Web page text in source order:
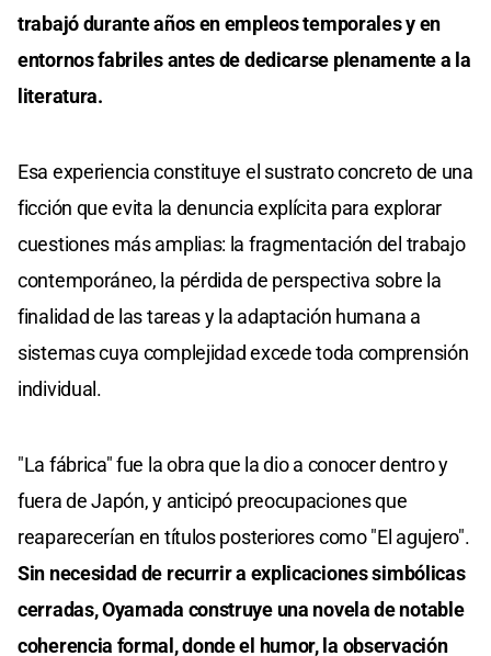
trabajó durante años en empleos temporales y en
entornos fabriles antes de dedicarse plenamente a la
literatura.
Esa experiencia constituye el sustrato concreto de una
ficción que evita la denuncia explícita para explorar
cuestiones más amplias: la fragmentación del trabajo
contemporáneo, la pérdida de perspectiva sobre la
finalidad de las tareas y la adaptación humana a
sistemas cuya complejidad excede toda comprensión
individual.
"La fábrica" fue la obra que la dio a conocer dentro y
fuera de Japón, y anticipó preocupaciones que
reaparecerían en títulos posteriores como "El agujero".
Sin necesidad de recurrir a explicaciones simbólicas
cerradas, Oyamada construye una novela de notable
coherencia formal, donde el humor, la observación